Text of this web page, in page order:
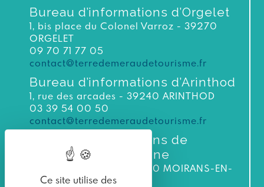
Bureau d’informations d’Orgelet
1, bis place du Colonel Varroz - 39270
ORGELET
09 70 71 77 05
contact@terredemeraudetourisme.fr
Bureau d’informations d’Arinthod
1, rue des arcades - 39240 ARINTHOD
03 39 54 00 50
contact@terredemeraudetourisme.fr
Bureau d’informations de
Moirans-en-Montagne
3 bis rue du Murgin 39260 MOIRANS-EN-
MONTAGNE
Ce site utilise des